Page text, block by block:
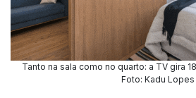
Tanto na sala como no quarto: a TV gira
Foto: Kadu Lopes